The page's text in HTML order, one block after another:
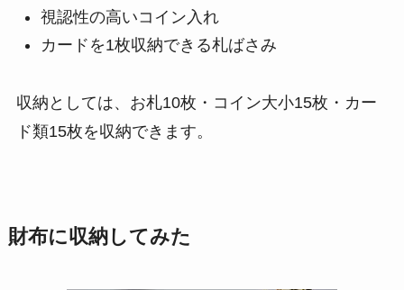
視認性の高いコイン入れ
カードを1枚収納できる札ばさみ
収納としては、お札10枚・コイン大小15枚・カー
ド類15枚を収納できます。
財布に収納してみた